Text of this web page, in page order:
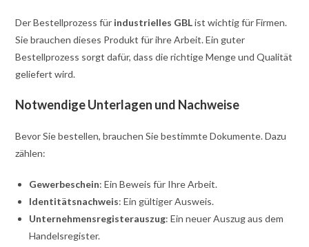
Der Bestellprozess für industrielles GBList wichtig für Firmen.
Sie brauchen dieses Produkt für ihre Arbeit. Ein guter
Bestellprozess sorgt dafür, dass die richtige Menge und Qualität
geliefert wird.
Notwendige Unterlagen und Nachweise
Bevor Sie bestellen, brauchen Sie bestimmte Dokumente. Dazu
zählen:
Gewerbeschein: Ein Beweis für Ihre Arbeit.
Identitätsnachweis: Ein gültiger Ausweis.
Unternehmensregisterauszug: Ein neuer Auszug aus dem
Handelsregister.